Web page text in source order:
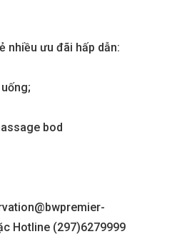
nhiều ưu đãi hấp dẫn:
bod
Hotline (297)6279999